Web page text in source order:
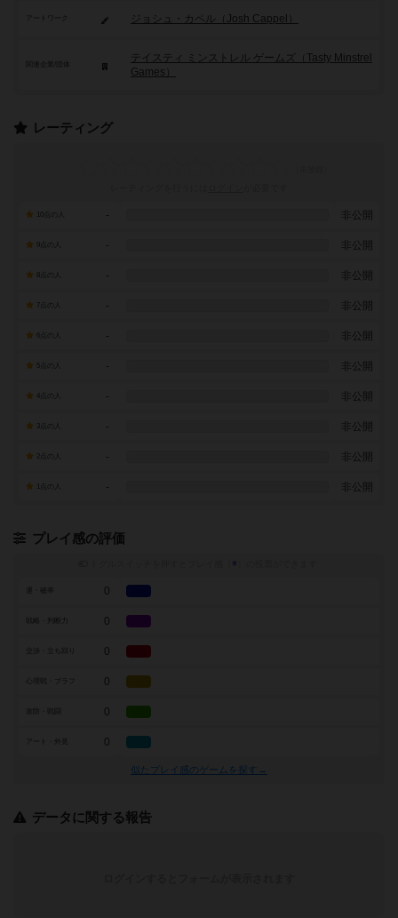
アートワーク ジョシュ・カペル（Josh Cappel）
テイスティ ミンストレル ゲームズ（Tasty Minstrel
Games）
レーティング
- 非公開
- 非公開
- 非公開
7点の人 - 非公開
- 非公開
- 非公開
- 非公開
- 非公開
- 非公開
- 非公開
プレイ感の評価
※
0
戦略・判断力 0
0
0
0
アート・外見 0
似たプレイ感のゲームを探す→
データに関する報告